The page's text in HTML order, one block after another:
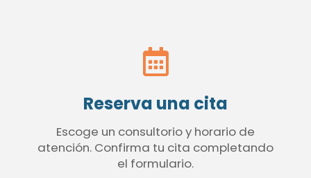
Reserva una cita
Escoge un consultorio y horario de
atención. Confirma tu cita completando
el formulario.